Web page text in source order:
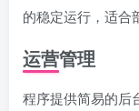
的稳定运行，适合
运营管理
程序提供简易的后